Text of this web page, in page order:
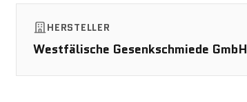
HERSTELLER
Westfälische Gesenkschmiede GmbH